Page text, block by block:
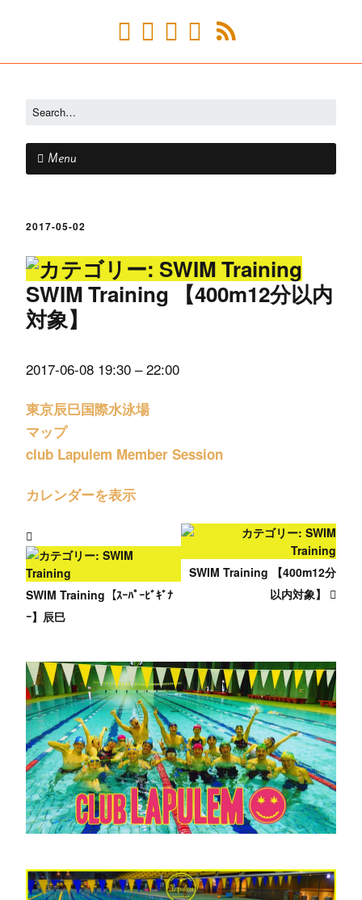
Menu
2017-05-02
SWIM Training 【400m12分以内
対象】
2017-06-08 19:30 –22:00
東京辰巳国際水泳場
マップ
club Lapulem Member Session
カレンダーを表示
SWIM Training【ｽｰﾊﾟｰﾋﾞｷﾞﾅ
ｰ】辰巳
SWIM Training 【400m12分
以内対象】